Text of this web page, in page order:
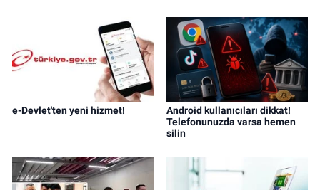
e-Devlet'ten yeni hizmet!
Android kullanıcıları dikkat!
Telefonunuzda varsa hemen
silin